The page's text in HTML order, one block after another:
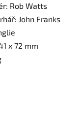
Rob Watts
John Franks
x 72 mm